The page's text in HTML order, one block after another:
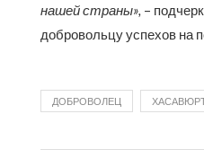
нашей страны», –
добровольцу успехов на
ДОБРОВОЛЕЦ